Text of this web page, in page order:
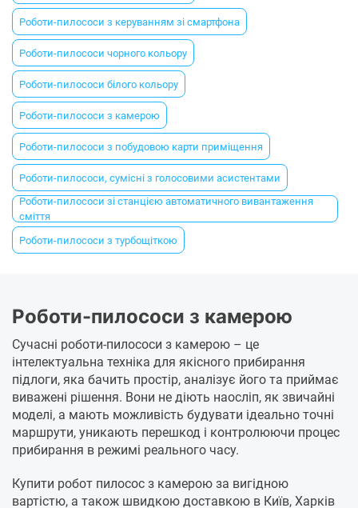
Роботи-пилососи з керуванням зі смартфона
Роботи-пилососи чорного кольору
Роботи-пилососи білого кольору
Роботи-пилососи з камерою
Роботи-пилососи з побудовою карти приміщення
Роботи-пилососи, сумісні з голосовими асистентами
Роботи-пилососи зі станцією автоматичного вивантаження
сміття
Роботи-пилососи з турбощіткою
Роботи-пилососи з камерою
Сучасні роботи-пилососи з камерою – це
інтелектуальна техніка для якісного прибирання
підлоги, яка бачить простір, аналізує його та приймає
виважені рішення. Вони не діють наосліп, як звичайні
моделі, а мають можливість будувати ідеально точні
маршрути, уникають перешкод і контролюючи процес
прибирання в режимі реального часу.
Купити робот пилосос з камерою за вигідною
вартістю, а також швидкою доставкою в Київ, Харків